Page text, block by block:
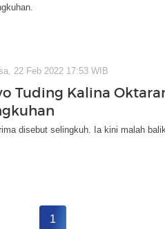
22 Feb 2022 17:53 WIB
Tuding Kalina
disebut selingkuh. Ia kini malah
1